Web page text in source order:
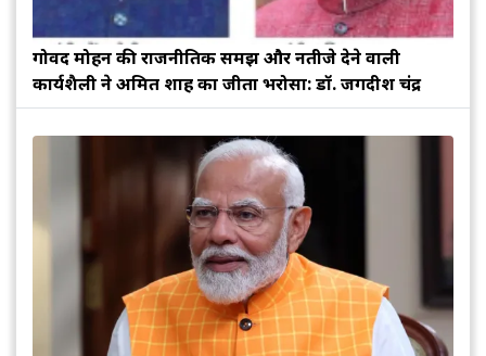
गोविंद मोहन की राजनीतिक समझ और नतीजे देने वाली
कार्यशैली ने अमित शाह का जीता भरोसा: डॉ. जगदीश चंद्र